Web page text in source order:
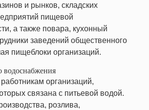
и рынков, складских
пищевой
а также повара, кухонный
заведений общественного
пищеблоки организаций.
водоснабжения
организаций,
связана с питьевой водой.
розлива,